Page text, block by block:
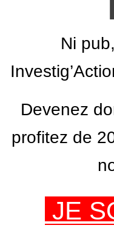
Ni
Devenez
profitez de
JE